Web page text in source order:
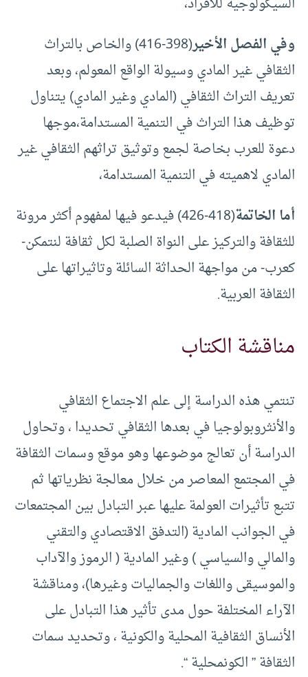
وفي الفصل الأخير
(398-416) والخاص بالتراث
الثقافي غير المادي وسيولة الواقع المعولم، وبعد
تعريف التراث الثقافي (المادي وغير المادي) يتناول
توظيف هذا التراث في التنمية المستدامة،موجها
دعوة للعرب بخاصة لجمع وتوثيق تراثهم الثقافي غير
المادي لاهميته في التنمية المستدامة،
أما الخاتمة
(418-426) فيدعو فيها لمفهوم أكثر مرونة
للثقافة والتركيز على النواة الصلبة لكل ثقافة لنتمكن-
كعرب- من مواجهة الحداثة السائلة وتاثيراتها على
الثقافة العربية.
مناقشة الكتاب
تنتمي هذه الدراسة إلى علم الاجتماع الثقافي
والأنثروبولوجيا في بعدها الثقافي تحديدا ، وتحاول
الدراسة أن تعالج موضوعها وهو موقع وسمات الثقافة
في المجتمع المعاصر من خلال معالجة نظرياتها ثم
تتبع تأثيرات العولمة عليها عبر التبادل بين المجتمعات
في الجوانب المادية (التدفق الاقتصادي والتقني
والمالي والسياسي ) وغير المادية ( الرموز والآداب
والموسيقى واللغات والجماليات وغيرها)، ومناقشة
الآراء المختلفة حول مدى تأثير هذا التبادل على
الأنساق الثقافية المحلية والكونية ، وتحديد سمات
الثقافة ” الكونمحلية “.